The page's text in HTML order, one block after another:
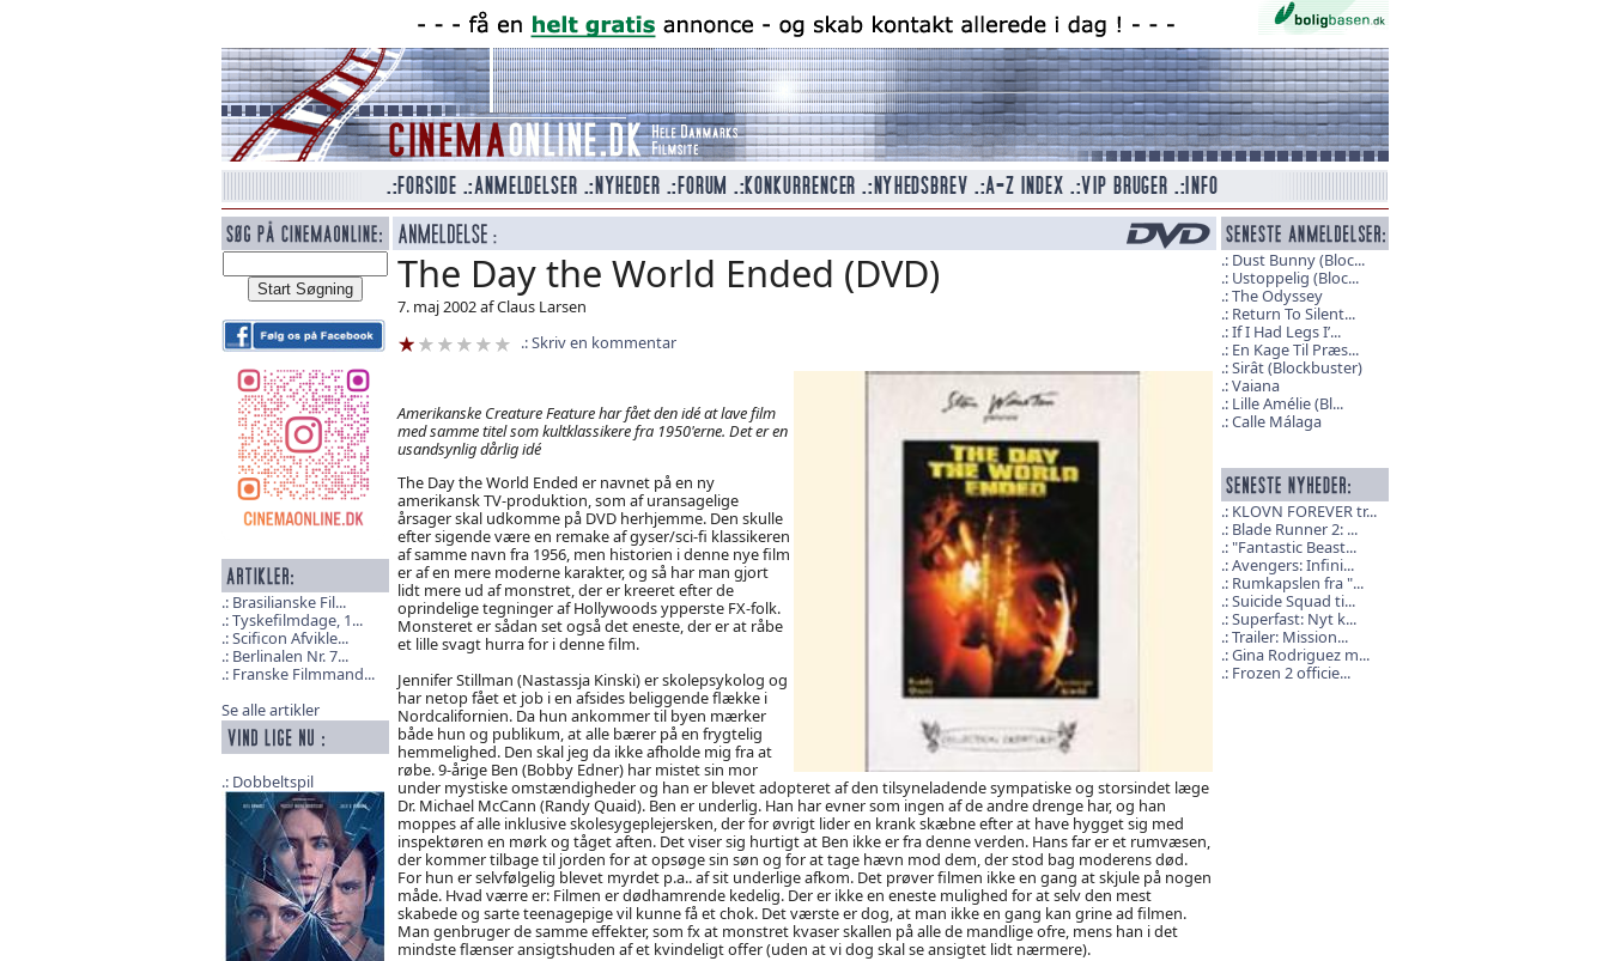
Brasilianske Fil...
Tyskefilmdage, 1...
Scificon Afvikle...
Berlinalen Nr. 7...
Franske Filmmand...
Se alle artikler
Dobbeltspil
The Day the World Ended (DVD)
7. maj 2002 af Claus Larsen
Skriv en kommentar
Amerikanske Creature Feature har fået den idé at lave film
med samme titel som kultklassikere fra 1950'erne. Det er en
usandsynlig dårlig idé
The Day the World Ended er navnet på en ny
amerikansk TV-produktion, som af uransagelige
årsager skal udkomme på DVD herhjemme. Den skulle
efter sigende være en remake af gyser/sci-fi klassikeren
af samme navn fra 1956, men historien i denne nye film
er af en mere moderne karakter, og så har man gjort
lidt mere ud af monstret, der er kreeret efter de
oprindelige tegninger af Hollywoods ypperste FX-folk.
Monsteret er sådan set også det eneste, der er at råbe
et lille svagt hurra for i denne film.
Jennifer Stillman (Nastassja Kinski) er skolepsykolog og
har netop fået et job i en afsides beliggende flække i
Nordcalifornien. Da hun ankommer til byen mærker
både hun og publikum, at alle bærer på en frygtelig
hemmelighed. Den skal jeg da ikke afholde mig fra at
røbe. 9-årige Ben (Bobby Edner) har mistet sin mor
under mystiske omstændigheder og han er blevet adopteret af den tilsyneladende sympatiske og storsindet læge
Dr. Michael McCann (Randy Quaid). Ben er underlig. Han har evner som ingen af de andre drenge har, og han
moppes af alle inklusive skolesygeplejersken, der for øvrigt lider en krank skæbne efter at have hygget sig med
inspektøren en mørk og tåget aften. Det viser sig hurtigt at Ben ikke er fra denne verden. Hans far er et rumvæsen,
der kommer tilbage til jorden for at opsøge sin søn og for at tage hævn mod dem, der stod bag moderens død.
For hun er selvfølgelig blevet myrdet p.a.. af sit underlige afkom. Det prøver filmen ikke en gang at skjule på nogen
måde. Hvad værre er: Filmen er dødhamrende kedelig. Der er ikke en eneste mulighed for at selv den mest
skabede og sarte teenagepige vil kunne få et chok. Det værste er dog, at man ikke en gang kan grine ad filmen.
Man genbruger de samme effekter, som fx at monstret kvaser skallen på alle de mandlige ofre, mens han i det
mindste flænser ansigtshuden af et kvindeligt offer (uden at vi dog skal se ansigtet lidt nærmere).
Dust Bunny (Bloc...
Ustoppelig (Bloc...
The Odyssey
Return To Silent...
If I Had Legs I’...
En Kage Til Præs...
Sirât (Blockbuster)
Vaiana
Lille Amélie (Bl...
Calle Málaga
KLOVN FOREVER tr...
Blade Runner 2: ...
"Fantastic Beast...
Avengers: Infini...
Rumkapslen fra "...
Suicide Squad ti...
Superfast: Nyt k...
Trailer: Mission...
Gina Rodriguez m...
Frozen 2 officie...